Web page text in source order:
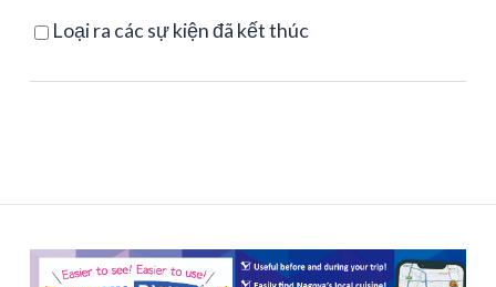
Loại ra các sự kiện đã kết thúc